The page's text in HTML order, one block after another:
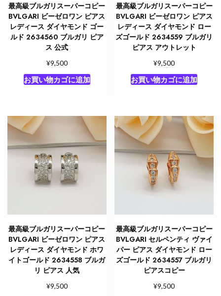
最高級ブルガリスーパーコピー
BVLGARI ビーゼロワン ピアス
レディース ダイヤモンド ゴー
ルド 2634560 ブルガリ ピア
ス 公式
¥9,500
お買い物カゴに追加
最高級ブルガリスーパーコピー
BVLGARI ビーゼロワン ピアス
レディース ダイヤモンド ロー
ズゴールド 2634559 ブルガリ
ピアス アウトレット
¥9,500
お買い物カゴに追加
最高級ブルガリスーパーコピー
BVLGARI ビーゼロワン ピアス
レディース ダイヤモンド ホワ
イトゴールド 2634558 ブルガ
リ ピアス 人気
¥9,500
最高級ブルガリスーパーコピー
BVLGARI セルペンティ ヴァイ
パー ピアス ダイヤモンド ロー
ズゴールド 2634557 ブルガリ
ピアスコピー
¥9,500